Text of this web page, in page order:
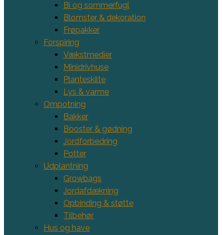
Bi og sommerfugl
Blomster & dekoration
Frøpakker
Forspiring
Vækstmedier
Minidrivhuse
Planteskilte
Lys & varme
Ompotning
Bakker
Booster & gødning
Jordforbedring
Potter
Udplantning
Growbags
Jordafdækning
Opbinding & støtte
Tilbehør
Hus og have